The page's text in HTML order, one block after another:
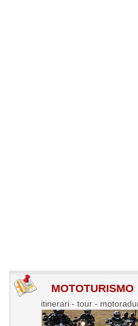
MOTOTURISMO
itinerari - tour -